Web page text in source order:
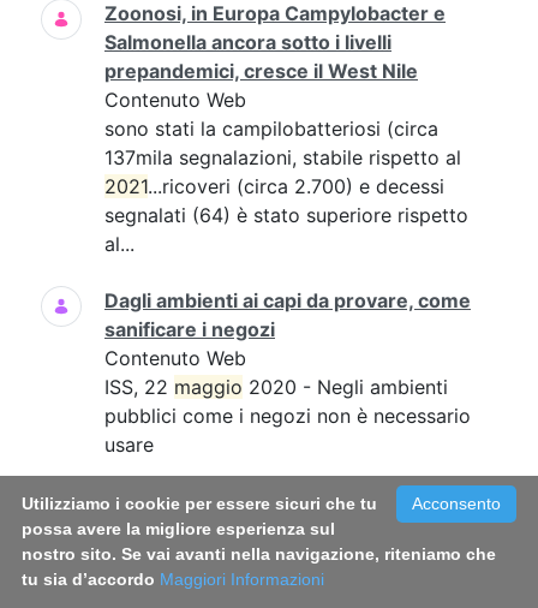
Zoonosi, in Europa Campylobacter e
Salmonella ancora sotto i livelli
prepandemici, cresce il West Nile
Contenuto Web
sono stati la campilobatteriosi (circa
137mila segnalazioni, stabile rispetto al
2021...ricoveri (circa 2.700) e decessi
segnalati (64) è stato superiore rispetto
al...
Dagli ambienti ai capi da provare, come
sanificare i negozi
Contenuto Web
ISS, 22 maggio 2020 - Negli ambienti
pubblici come i negozi non è necessario
usare
Infezioni sessualmente trasmesse, online
il vademecum per conoscerle e
prevenirle
Contenuto Web
Acconsento
Utilizziamo i cookie per essere sicuri che tu
possa avere la migliore esperienza sul
nostro sito. Se vai avanti nella navigazione, riteniamo che
tu sia d’accordo Maggiori Informazioni